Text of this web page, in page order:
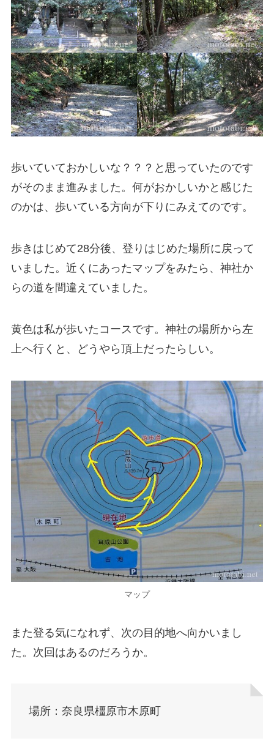
歩いていておかしいな？？？と思っていたのです
がそのまま進みました。何がおかしいかと感じた
のかは、歩いている方向が下りにみえてのです。
歩きはじめて28分後、登りはじめた場所に戻って
いました。近くにあったマップをみたら、神社か
らの道を間違えていました。
黄色は私が歩いたコースです。神社の場所から左
上へ行くと、どうやら頂上だったらしい。
マップ
また登る気になれず、次の目的地へ向かいまし
た。次回はあるのだろうか。
場所：奈良県橿原市木原町